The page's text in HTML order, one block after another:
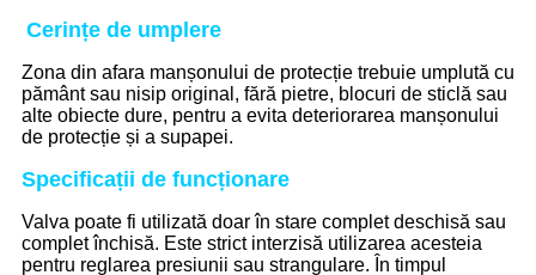
Cerințe de umplere
Zona din afara manșonului de protecție trebuie umplută cu
pământ sau nisip original, fără pietre, blocuri de sticlă sau
alte obiecte dure, pentru a evita deteriorarea manșonului
de protecție și a supapei.
Specificații de funcționare
Valva poate fi utilizată doar în stare complet deschisă sau
complet închisă. Este strict interzisă utilizarea acesteia
pentru reglarea presiunii sau strangulare. În timpul